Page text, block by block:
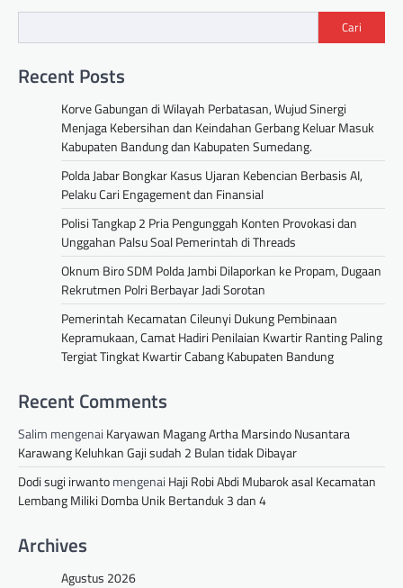
Cari
Recent Posts
Korve Gabungan di Wilayah Perbatasan, Wujud Sinergi
Menjaga Kebersihan dan Keindahan Gerbang Keluar Masuk
Kabupaten Bandung dan Kabupaten Sumedang.
Polda Jabar Bongkar Kasus Ujaran Kebencian Berbasis AI,
Pelaku Cari Engagement dan Finansial
Polisi Tangkap 2 Pria Pengunggah Konten Provokasi dan
Unggahan Palsu Soal Pemerintah di Threads
Oknum Biro SDM Polda Jambi Dilaporkan ke Propam, Dugaan
Rekrutmen Polri Berbayar Jadi Sorotan
Pemerintah Kecamatan Cileunyi Dukung Pembinaan
Kepramukaan, Camat Hadiri Penilaian Kwartir Ranting Paling
Tergiat Tingkat Kwartir Cabang Kabupaten Bandung
Recent Comments
Salim mengenai Karyawan Magang Artha Marsindo Nusantara
Karawang Keluhkan Gaji sudah 2 Bulan tidak Dibayar
Dodi sugi irwantomengenai Haji Robi Abdi Mubarok asal Kecamatan
Lembang Miliki Domba Unik Bertanduk 3 dan 4
Archives
Agustus 2026